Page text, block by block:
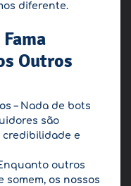
diferente.
Outros
– Nada de bots
são
credibilidade e
outros
somem, os nossos